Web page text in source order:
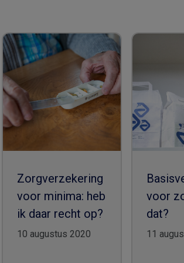
Zorgverzekering
voor minima: heb
ik daar recht op?
10 augustus 2020
voor
dat?
11